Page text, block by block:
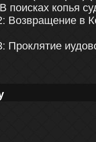
поисках копья
Возвращение в
Проклятие